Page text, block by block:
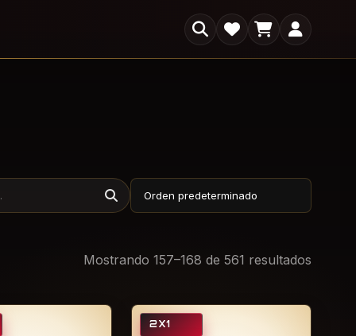
Mostrando 157–168 de 561 resultados
2X1